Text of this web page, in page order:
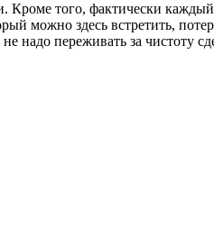
Кроме того, фактически
можно здесь встретить,
надо переживать за чистоту